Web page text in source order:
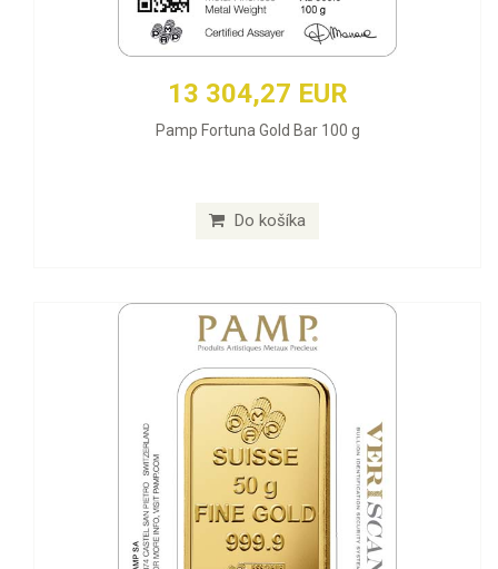
13 304,27 EUR
Pamp Fortuna Gold Bar 100 g
Do košíka